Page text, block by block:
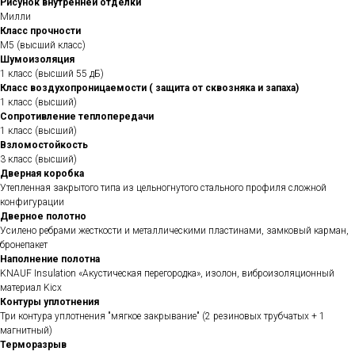
Милли
Класс прочности
М5 (высший класс)
Шумоизоляция
1 класс (высший 55 дБ)
Класс воздухопроницаемости ( защита от сквозняка и запаха)
1 класс (высший)
Сопротивление теплопередачи
1 класс (высший)
Взломостойкость
3 класс (высший)
Дверная коробка
Утепленная закрытого типа из цельногнутого стального профиля сложной
конфигурации
Дверное полотно
Усилено ребрами жесткости и металлическими пластинами, замковый карман,
бронепакет
Наполнение полотна
KNAUF Insulation «Акустическая перегородка», изолон, виброизоляционный
материал Kicx
Контуры уплотнения
Три контура уплотнения "мягкое закрывание" (2 резиновых трубчатых + 1
магнитный)
Терморазрыв